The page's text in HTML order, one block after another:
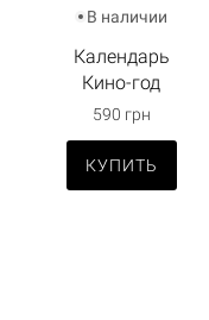
В наличии
Календарь
Кино-год
590 грн
КУПИТЬ